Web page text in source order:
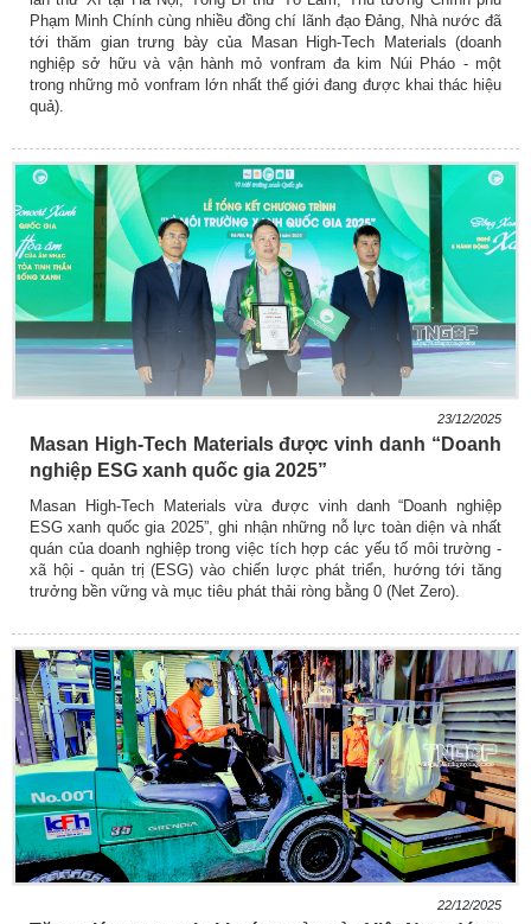
Phạm Minh Chính cùng nhiều đồng chí lãnh đạo Đảng, Nhà nước đã
tới thăm gian trưng bày của Masan High-Tech Materials (doanh
nghiệp sở hữu và vận hành mỏ vonfram đa kim Núi Pháo - một
trong những mỏ vonfram lớn nhất thế giới đang được khai thác hiệu
quả).
23/12/2025
Masan High-Tech Materials được vinh danh “Doanh
nghiệp ESG xanh quốc gia 2025”
Masan High-Tech Materials vừa được vinh danh “Doanh nghiệp
ESG xanh quốc gia 2025”, ghi nhận những nỗ lực toàn diện và nhất
quán của doanh nghiệp trong việc tích hợp các yếu tố môi trường -
xã hội - quản trị (ESG) vào chiến lược phát triển, hướng tới tăng
trưởng bền vững và mục tiêu phát thải ròng bằng 0 (Net Zero).
22/12/2025